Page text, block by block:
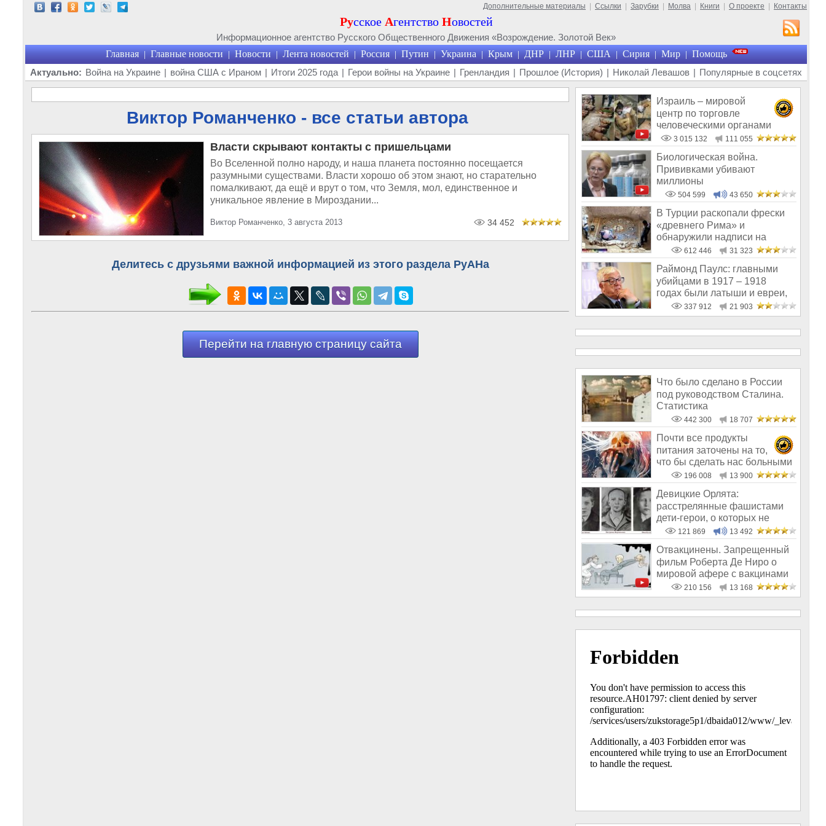
Дополнительные материалы Ссылки Зарубки Молва Книги О проекте Контакты
Русское Агентство Новостей
Информационное агентство Русского Общественного Движения «Возрождение. Золотой Век»
Главная | Главные новости | Новости | Лента новостей | Россия | Путин | Украина | Крым | ДНР | ЛНР | США | Сирия | Мир | Помощь
Актуально: Война на Украине | война США с Ираном | Итоги 2025 года | Герои войны на Украине | Гренландия | Прошлое (История) | Николай Левашов | Популярные в соцсетях
Виктор Романченко - все статьи автора
Власти скрывают контакты с пришельцами
Во Вселенной полно народу, и наша планета постоянно посещается
разумными существами. Власти хорошо об этом знают, но старательно
помалкивают, да ещё и врут о том, что Земля, мол, единственное и
уникальное явление в Мироздании...
Виктор Романченко, 3 августа 2013 34 452
Делитесь с друзьями важной информацией из этого раздела РуАНа
Перейти на главную страницу сайта
Израиль – мировой
центр по торговле
человеческими органами
3 015 132 111 055
Биологическая война.
Прививками убивают
миллионы
504 599 43 650
В Турции раскопали фрески
«древнего Рима» и
обнаружили надписи на
Русском!612 446 31 323
Раймонд Паулс: главными
убийцами в 1917 – 1918
годах были латыши и евреи,
а не русс337 912 21 903
Что было сделано в России
под руководством Сталина.
Статистика
442 300 18 707
Почти все продукты
питания заточены на то,
что бы сделать нас больными
и бесплодным
196 008 13 900
Девицкие Орлята:
расстрелянные фашистами
дети-герои, о которых не
рассказывают в шк
121 869 13 492
Отвакцинены. Запрещенный
фильм Роберта Де Ниро о
мировой афере с вакцинами
210 156 13 168